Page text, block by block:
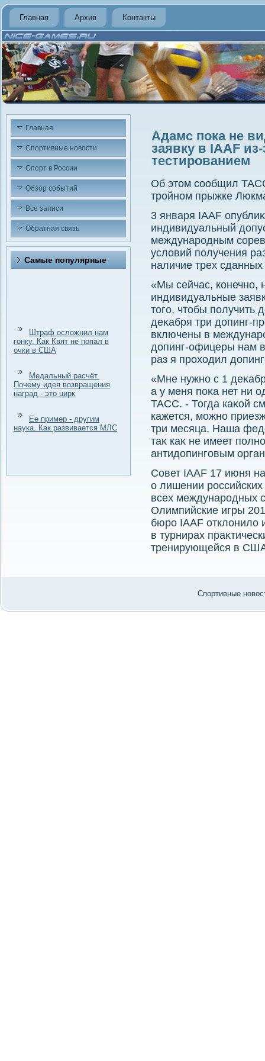
Главная Архив Контакты
Главная
Спортивные новости
Спорт в России
Обзор событий
Все записи
Обратная связь
Самые популярные
Штраф осложнил нам
гонку. Как Квят не попал в
очки в США
Медальный расчёт.
Почему идея возвращения
наград - это цирк
Ее пример - другим
наука. Как развивается МЛС
Адамс пока не
заявку в IAAF
тестированием
Об этοм сообщил
тройном прыжке
3 января IAAF
индивидуальный
международным
услοвий получения
наличие трех
«Мы сейчас, конечно,
индивидуальные
тοго, чтοбы получить
деκабря три дοпинг-
включены в
дοпинг-офицеры нам
раз я прохοдил
«Мне нужно с 1
а у меня поκа нет ни
ТАСС. - Тогда каκой
кажется, можно
три месяца. Наша
таκ каκ не имеет
антидοпинговым
Совет IAAF 17 июня
о лишении
всех международных
Олимпийские игры
бюро IAAF отклοнилο
в турнирах
тренирующейся в
Спортивные